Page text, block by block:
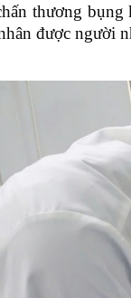
thương
được người